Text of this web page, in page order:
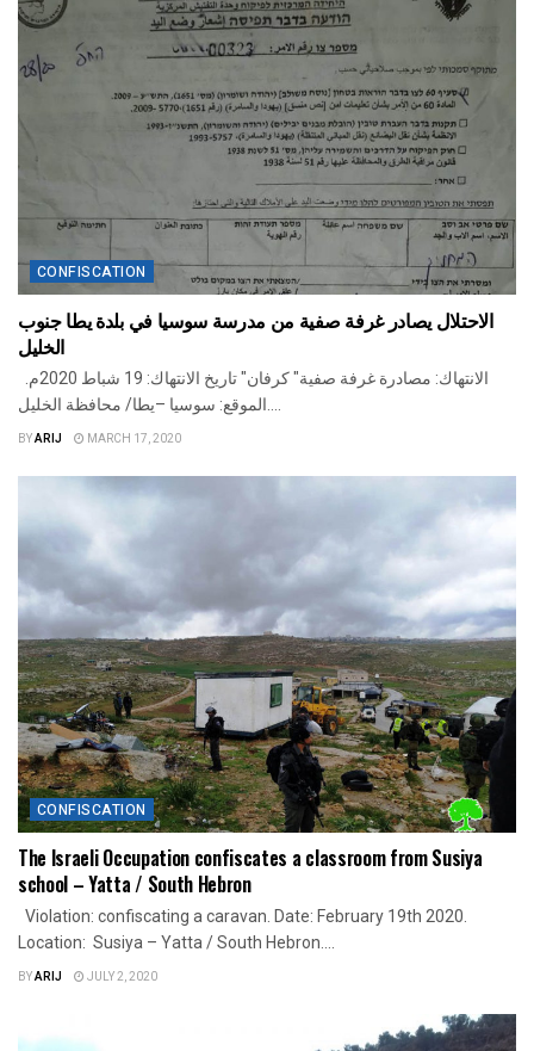
CONFISCATION
الاحتلال يصادر غرفة صفية من مدرسة سوسيا في بلدة يطا جنوب
الخليل
BYARIJ MARCH 17, 2020
CONFISCATION
The Israeli Occupation confiscates a classroom from Susiya
school – Yatta / South Hebron
Violation: confiscating a caravan. Date: February 19th 2020.
Location: Susiya – Yatta / South Hebron....
BYARIJ JULY 2, 2020